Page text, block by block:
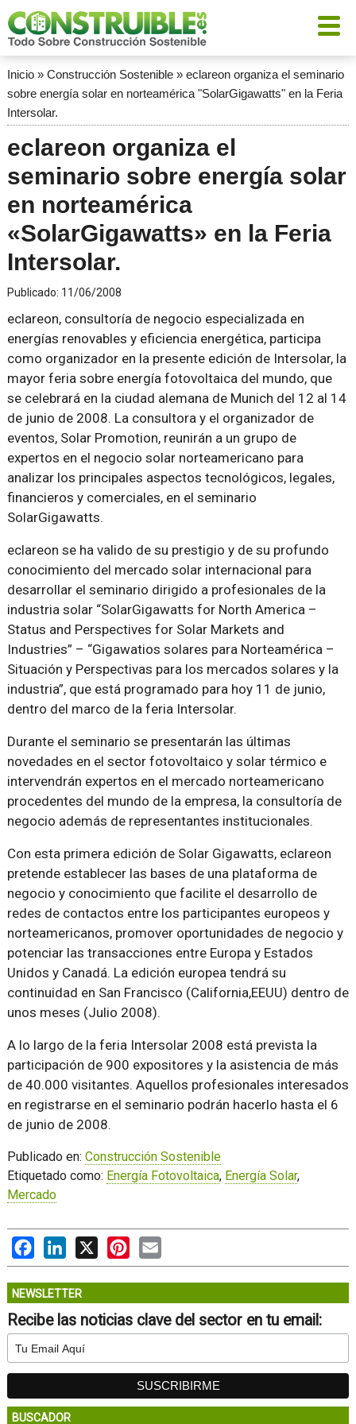
Inicio» Construcción Sostenible» eclareon organiza el seminario
sobre energía solar en norteamérica "SolarGigawatts" en la Feria
Intersolar.
eclareon organiza el
seminario sobre energía solar
en norteamérica
«SolarGigawatts» en la Feria
Intersolar.
Publicado: 11/06/2008
eclareon, consultoría de negocio especializada en
energías renovables y eficiencia energética, participa
como organizador en la presente edición de Intersolar, la
mayor feria sobre energía fotovoltaica del mundo, que
se celebrará en la ciudad alemana de Munich del 12 al 14
de junio de 2008. La consultora y el organizador de
eventos, Solar Promotion, reunirán a un grupo de
expertos en el negocio solar norteamericano para
analizar los principales aspectos tecnológicos, legales,
financieros y comerciales, en el seminario
SolarGigawatts.
eclareon se ha valido de su prestigio y de su profundo
conocimiento del mercado solar internacional para
desarrollar el seminario dirigido a profesionales de la
industria solar “SolarGigawatts for North America –
Status and Perspectives for Solar Markets and
Industries” – “Gigawatios solares para Norteamérica –
Situación y Perspectivas para los mercados solares y la
industria”, que está programado para hoy 11 de junio,
dentro del marco de la feria Intersolar.
Durante el seminario se presentarán las últimas
novedades en el sector fotovoltaico y solar térmico e
intervendrán expertos en el mercado norteamericano
procedentes del mundo de la empresa, la consultoría de
negocio además de representantes institucionales.
Con esta primera edición de Solar Gigawatts, eclareon
pretende establecer las bases de una plataforma de
negocio y conocimiento que facilite el desarrollo de
redes de contactos entre los participantes europeos y
norteamericanos, promover oportunidades de negocio y
potenciar las transacciones entre Europa y Estados
Unidos y Canadá. La edición europea tendrá su
continuidad en San Francisco (California,EEUU) dentro de
unos meses (Julio 2008).
A lo largo de la feria Intersolar 2008 está prevista la
participación de 900 expositores y la asistencia de más
de 40.000 visitantes. Aquellos profesionales interesados
en registrarse en el seminario podrán hacerlo hasta el 6
de junio de 2008.
Publicado en: Construcción Sostenible
Etiquetado como: Energía Fotovoltaica, Energía Solar,
Mercado
FacebookLinkedIn
X PinterestEmail
NEWSLETTER
Recibe las noticias clave del sector en tu email:
BUSCADOR